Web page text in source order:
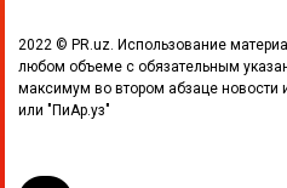
2022 © PR.uz. Использование
любом объеме с обязательным
максимум во втором абзаце новости
или "ПиАр.уз"